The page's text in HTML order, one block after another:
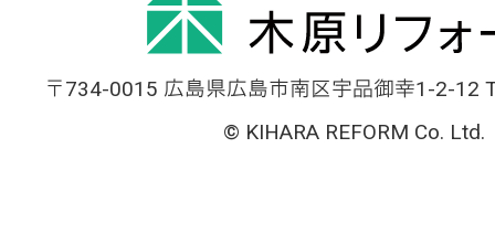
〒734-0015 広島県広島市南区宇品御幸1-2-12
© KIHARA REFORM Co. Ltd.